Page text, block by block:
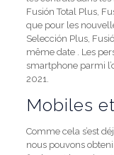
Fusión Total Plus,
que pour les
Selección Plus,
même date . Les
smartphone parmi
2021.
Mobiles
Comme cela s’est
nous pouvons